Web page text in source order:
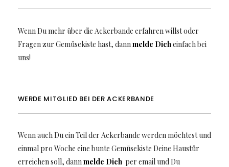
Wenn Du mehr über die Ackerbande erfahren willst oder
Fragen zur Gemüsekiste hast, dann melde Dicheinfach bei
uns!
WERDE MITGLIED BEI DER ACKERBANDE
Wenn auch Du ein Teil der Ackerbande werden möchtest und
einmal pro Woche eine bunte Gemüsekiste Deine Haustür
erreichen soll, dann melde Dichper email und Du